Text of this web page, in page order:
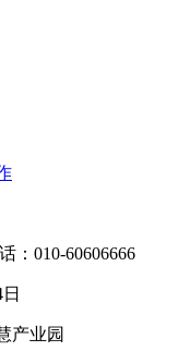
：010-60606666
产业园